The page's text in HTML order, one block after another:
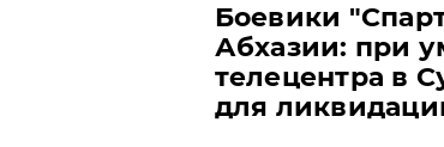
Боевики
Абхазии: при
телецентра в
для